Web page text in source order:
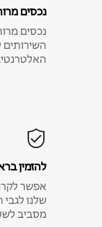
נכסים
נכסים
השירותים
להזמין
אפשר
שלנו
מסביב